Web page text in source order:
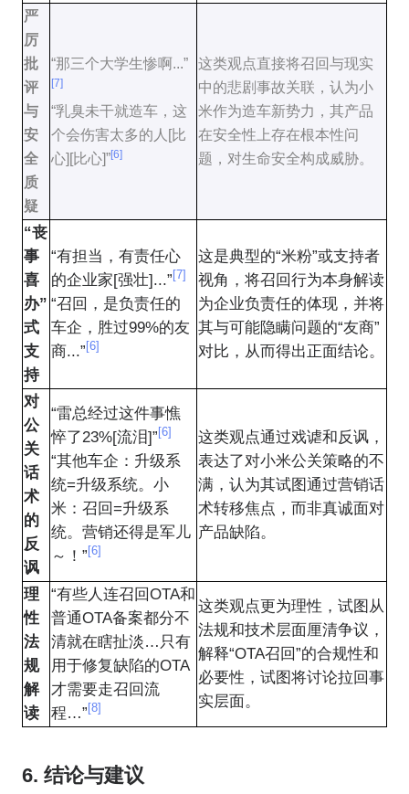
严
厉
批
评
与
安
全
质
疑
“那三个大学生惨啊...”
[7]
“乳臭未干就造车，这
个会伤害太多的人[比
心][比心]”[6]
这类观点直接将召回与现实
中的悲剧事故关联，认为小
米作为造车新势力，其产品
在安全性上存在根本性问
题，对生命安全构成威胁。
“丧
事
喜
办”
式
支
持
“有担当，有责任心
的企业家[强壮]...” [7]
“召回，是负责任的
车企，胜过99%的友
商...” [6]
这是典型的“米粉”或支持者
视角，将召回行为本身解读
为企业负责任的体现，并将
其与可能隐瞒问题的“友商”
对比，从而得出正面结论。
对
公
关
话
术
的
反
讽
“雷总经过这件事憔
悴了23%[流泪]” [6]
“其他车企：升级系
统=升级系统。小
米：召回=升级系
统。营销还得是军儿
～！” [6]
这类观点通过戏谑和反讽，
表达了对小米公关策略的不
满，认为其试图通过营销话
术转移焦点，而非真诚面对
产品缺陷。
理
性
法
规
解
读
“有些人连召回OTA和
普通OTA备案都分不
清就在瞎扯淡…只有
用于修复缺陷的OTA
才需要走召回流
程…” [8]
这类观点更为理性，试图从
法规和技术层面厘清争议，
解释“OTA召回”的合规性和
必要性，试图将讨论拉回事
实层面。
6. 结论与建议